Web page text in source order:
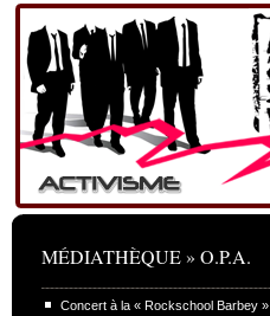
MÉDIATHÈQUE » O.P.A.
Concert à la « Rockschool Barbey »